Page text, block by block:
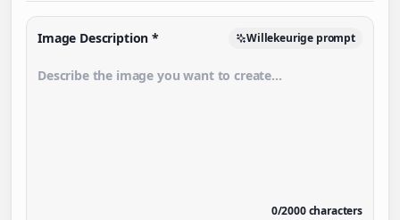
Image Description * Willekeurige prompt
0/2000characters